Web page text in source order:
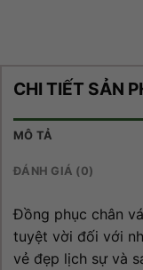
CHI TIẾT SẢN
MÔ TẢ
ĐÁNH GIÁ (0)
Đồng phục chân
tuyệt vời đối với
vẻ đẹp lịch sự và